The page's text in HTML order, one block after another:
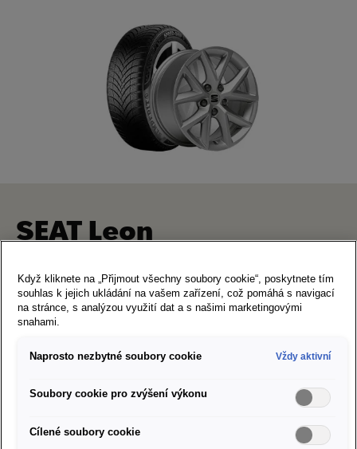
SEAT Leon
7×16" 5/112/43
205/55 R16 91H Semperit Speed Grip 5
Art. Nr. S2055516SG5
Partneři SEAT ve vašem okolí
Když kliknete na „Přijmout všechny soubory cookie“, poskytnete tím
souhlas k jejich ukládání na vašem zařízení, což pomáhá s navigací
na stránce, s analýzou využití dat a s našimi marketingovými
snahami.
Naprosto nezbytné soubory cookie Vždy aktivní
Soubory cookie pro zvýšení výkonu
Cílené soubory cookie